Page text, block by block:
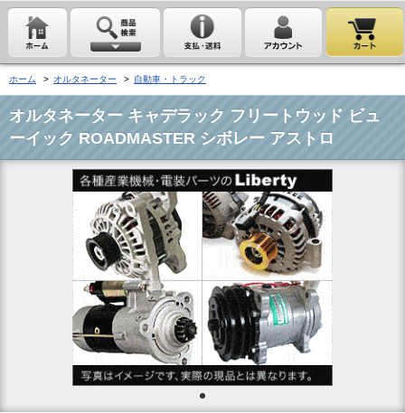
ホーム > オルタネーター > 自動車・トラック
オルタネーター キャデラック フリートウッド ビュ
ーイック ROADMASTER シボレー アストロ